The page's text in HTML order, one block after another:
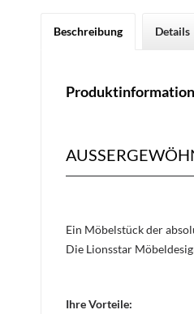
Beschreibung Details
Ein Möbelstück der
Die Lionsstar
Ihre Vorteile: